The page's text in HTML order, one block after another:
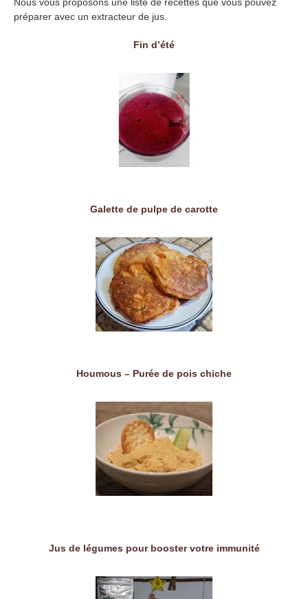
préparer avec un extracteur de jus.
Fin d’été
Galette de pulpe de carotte
Houmous – Purée de pois chiche
Jus de légumes pour booster votre immunité